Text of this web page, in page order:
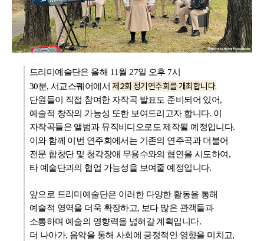
드리미예술단은 올해 11월 27일 오후 7시
30분,서교스퀘어에서제2회 정기연주회를 개최합니다.
단원들이 직접 참여한 자작곡 발표도 준비되어 있어,
예술적 창작의 가능성 또한 보여드리고자 합니다. 이
자작곡들은 앨범과 뮤직비디오로도 제작될 예정입니다.
이와 함께 이번 연주회에서는 기존의 연주곡과 더불어
전문 합창단 및 청각장애 무용수와의 협연을 시도하여,
타 예술단과의 협업 가능성을 보여줄 예정입니다.
앞으로 드리미예술단은 이러한 다양한 활동을 통해
예술적 영역을 더욱 확장하고, 보다 많은 관객들과
소통하며 예술의 영향력을 넓혀갈 계획입니다.
더 나아가, 음악을 통해 사회에 긍정적인 영향을 미치고,